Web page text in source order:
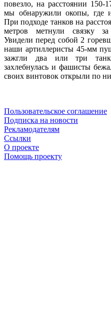
повезло, на расстоянии 150-
мы обнаружили окопы, где и
При подходе танков на
метров метнули связку за
Увидели перед собой 2
наши артиллеристы 45-мм
зажгли два или три
захлебнулась и фашисты
своих винтовок открыли по
Пользовательское соглашение
Подписка на новости
Рекламодателям
Ссылки
О проекте
Помощь проекту